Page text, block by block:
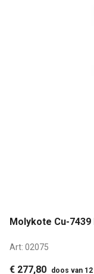
Molykote Cu-7439
Art: 02075
€ 277,80 doos van